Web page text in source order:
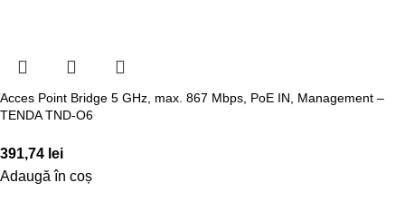
Acces Point Bridge 5 GHz, max. 867 Mbps, PoE IN, Management –
TENDA TND-O6
391,74 lei
Adaugă în coș